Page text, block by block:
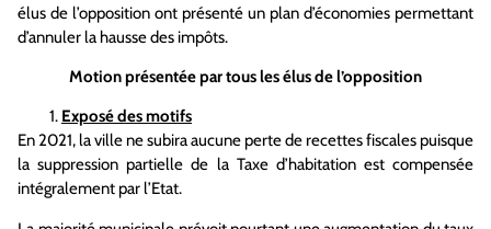
élus de l’opposition ont présenté un plan d’économies permettant
d’annuler la hausse des impôts.
Motion présentée par tous les élus de l’opposition
Exposé des motifs
En 2021, la ville ne subira aucune perte de recettes fiscales puisque
la suppression partielle de la Taxe d’habitation est compensée
intégralement par l’Etat.